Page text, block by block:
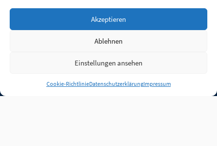
Akzeptieren
Ablehnen
Einstellungen ansehen
Cookie-RichtlinieDatenschutzerklärungImpressum
Anmelden
Jobs Partner FAQ Quellen